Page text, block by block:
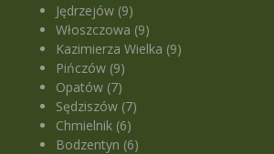
Jędrzejów (9)
Włoszczowa (9)
Kazimierza Wielka (9)
Pińczów (9)
Opatów (7)
Sędziszów (7)
Chmielnik (6)
Bodzentyn (6)